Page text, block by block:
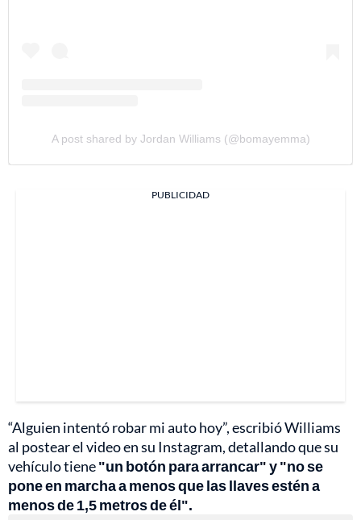
A post shared by Jordan Williams (@bomayemma)
PUBLICIDAD
“Alguien intentó robar mi auto hoy”, escribió Williams
al postear el video en su Instagram, detallando que su
vehículo tiene"un botón para arrancar" y "no se
pone en marcha a menos que las llaves estén a
menos de 1,5 metros de él".